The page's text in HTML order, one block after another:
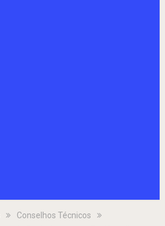
Conselhos Técnicos